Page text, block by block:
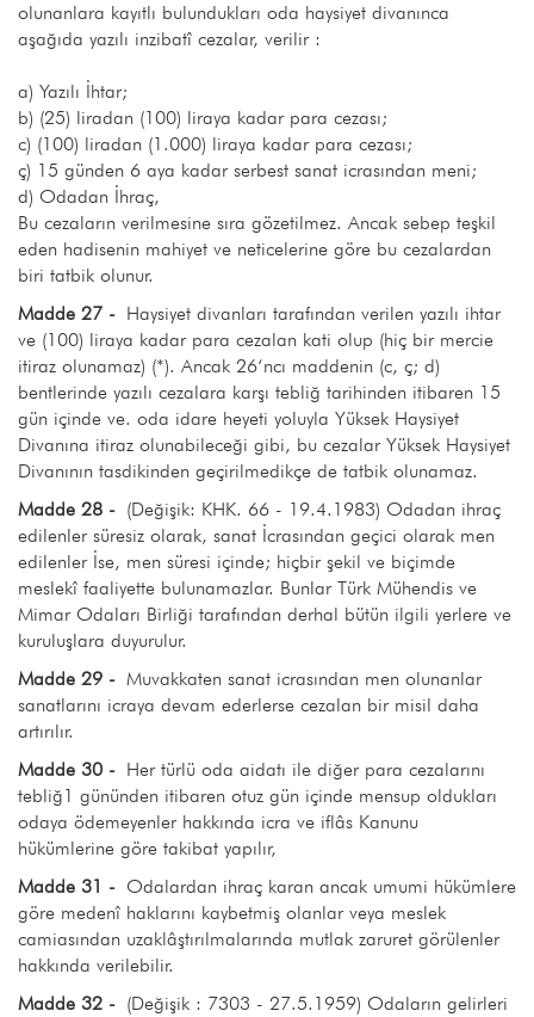
olunanlara kayıtlı bulundukları oda haysiyet divanınca
aşağıda yazılı inzibatî cezalar, verilir :
a) Yazılı İhtar;
b) (25) liradan (100) liraya kadar para cezası;
c) (100) liradan (1.000) liraya kadar para cezası;
ç) 15 günden 6 aya kadar serbest sanat icrasından meni;
d) Odadan İhraç,
Bu cezaların verilmesine sıra gözetilmez. Ancak sebep teşkil
eden hadisenin mahiyet ve neticelerine göre bu cezalardan
biri tatbik olunur.
Madde 27 - Haysiyet divanları tarafından verilen yazılı ihtar
ve (100) liraya kadar para cezalan kati olup (hiç bir mercie
itiraz olunamaz) (*). Ancak 26‘ncı maddenin (c, ç; d)
bentlerinde yazılı cezalara karşı tebliğ tarihinden itibaren 15
gün içinde ve. oda idare heyeti yoluyla Yüksek Haysiyet
Divanına itiraz olunabileceği gibi, bu cezalar Yüksek Haysiyet
Divanının tasdikinden geçirilmedikçe de tatbik olunamaz.
Madde 28 - (Değişik: KHK. 66 - 19.4.1983) Odadan ihraç
edilenler süresiz olarak, sanat İcrasından geçici olarak men
edilenler İse, men süresi içinde; hiçbir şekil ve biçimde
meslekî faaliyette bulunamazlar. Bunlar Türk Mühendis ve
Mimar Odaları Birliği tarafından derhal bütün ilgili yerlere ve
kuruluşlara duyurulur.
Madde 29 - Muvakkaten sanat icrasından men olunanlar
sanatlarını icraya devam ederlerse cezalan bir misil daha
artırılır.
Madde 30 - Her türlü oda aidatı ile diğer para cezalarını
tebliğ1 gününden itibaren otuz gün içinde mensup oldukları
odaya ödemeyenler hakkında icra ve iflâs Kanunu
hükümlerine göre takibat yapılır,
Madde 31 - Odalardan ihraç karan ancak umumi hükümlere
göre medenî haklarını kaybetmiş olanlar veya meslek
camiasından uzaklâştırılmalarında mutlak zaruret görülenler
hakkında verilebilir.
Madde 32 - (Değişik : 7303 - 27.5.1959) Odaların gelirleri